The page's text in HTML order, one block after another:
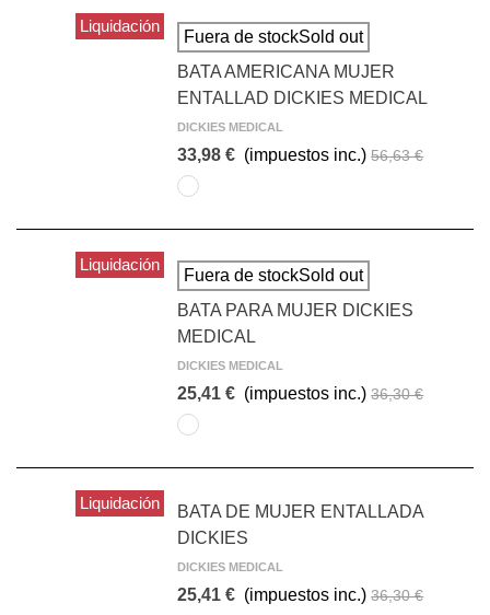
Liquidación
Fuera de stockSold out
BATA AMERICANA MUJER
ENTALLAD DICKIES MEDICAL
DICKIES MEDICAL
33,98 € (impuestos inc.) 56,63 €
BLANCO
Liquidación
Fuera de stockSold out
BATA PARA MUJER DICKIES
MEDICAL
DICKIES MEDICAL
25,41 € (impuestos inc.) 36,30 €
BLANCO
Liquidación
BATA DE MUJER ENTALLADA
DICKIES
DICKIES MEDICAL
25,41 € (impuestos inc.) 36,30 €